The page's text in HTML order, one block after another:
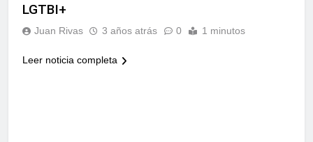
LGTBI+
Juan Rivas 3 años atrás 0 1 minutos
Leer noticia completa